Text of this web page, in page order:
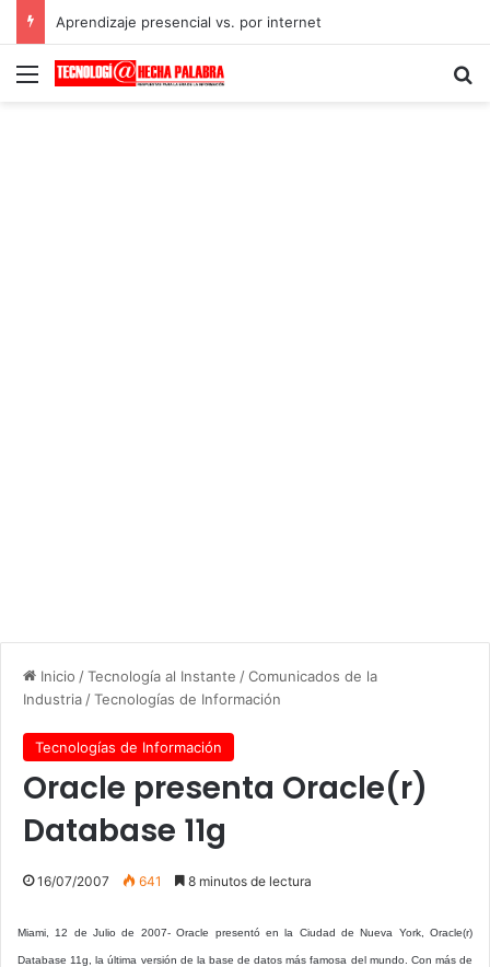
Aprendizaje presencial vs. por internet
Menú
Inicio /Tecnología al Instante /Comunicados de la
Industria /Tecnologías de Información
Tecnologías de Información
Oracle presenta Oracle(r)
Database 11g
16/07/2007 641 8 minutos de lectura
Miami, 12 de Julio de 2007- Oracle presentó en la Ciudad de Nueva York, Oracle(r)
Database 11g, la última versión de la base de datos más famosa del mundo. Con más de